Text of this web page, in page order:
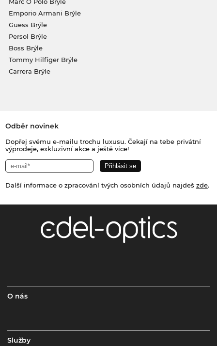
Emporio Armani Brýle
Guess Brýle
Persol Brýle
Boss Brýle
Tommy Hilfiger Brýle
Carrera Brýle
Odběr novinek
Dopřej svému e-mailu trochu luxusu. Čekají na tebe privátní
výprodeje, exkluzivní akce a ještě více!
Další informace o zpracování tvých osobních údajů najdeš zde.
O nás
Služby